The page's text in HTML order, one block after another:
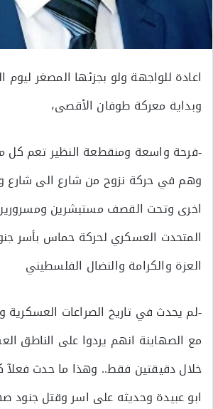
اعادة للواجهة ولو بجزئها المصغر ليوم
وبداية معركة طوفان الأقصى،
-فرحة واسعة ومنقطعة النظير تعم كل
وهم في حركة نزوح من شارع الى شارع
اخرى وتحت القصف مستبشرين ومسرورين
المتحدت العسكري لحركة حماس بأسر
العزة والكرامة والنضال الفلسطيني
-لم يحدث في تاريخ الصراعات
مع الصهاينة انهم يردوا على الناطق
خلال دقيقتين فقط.. وهذا ما حدث فعلآ
ابو عبيدة وحديثه على اسر وقتل جنود